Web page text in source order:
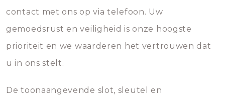
contact met ons op via telefoon. Uw
gemoedsrust en veiligheid is onze hoogste
prioriteit en we waarderen het vertrouwen dat
u in ons stelt.
De toonaangevende slot, sleutel en